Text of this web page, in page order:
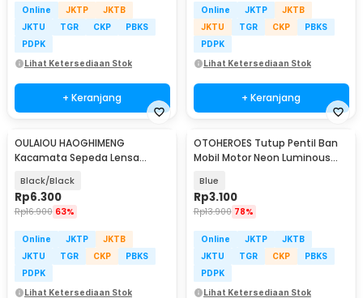
Online JKTP
JKTB
JKTU
TGR CKP
PBKS
PDPK
Lihat Ketersediaan Stok
+ Keranjang
Online JKTP
JKTB
JKTU
TGR CKP
PBKS
PDPK
Lihat Ketersediaan Stok
+ Keranjang
OULAIOU HAOGHIMENG
Kacamata Sepeda Lensa
- 3015
Black/Black
Rp6.300
Rp16.900 63%
Online JKTP
JKTB
JKTU
TGR CKP
PBKS
PDPK
Lihat Ketersediaan Stok
OTOHEROES Tutup Pentil Ban
Mobil Motor Neon Luminous
Blue
Rp3.100
Rp13.900 78%
Online JKTP
JKTB
JKTU
TGR CKP
PBKS
PDPK
Lihat Ketersediaan Stok